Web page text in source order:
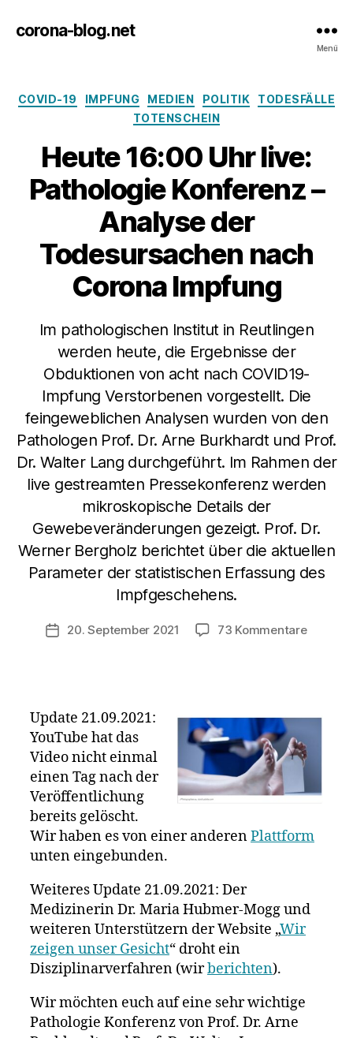
corona-blog.net
Menü
Kategorien
COVID-19 IMPFUNG MEDIEN POLITIK
TODESFÄLLE
TOTENSCHEIN
Heute 16:00 Uhr live:
Pathologie Konferenz –
Analyse der
Todesursachen nach
Corona Impfung
Im pathologischen Institut in Reutlingen
werden heute, die Ergebnisse der
Obduktionen von acht nach COVID19-
Impfung Verstorbenen vorgestellt. Die
feingeweblichen Analysen wurden von den
Pathologen Prof. Dr. Arne Burkhardt und Prof.
Dr. Walter Lang durchgeführt. Im Rahmen der
live gestreamten Pressekonferenz werden
mikroskopische Details der
Gewebeveränderungen gezeigt. Prof. Dr.
Werner Bergholz berichtet über die aktuellen
Parameter der statistischen Erfassung des
Impfgeschehens.
Veröffentlichungsdatum
20. September 2021 73 Kommentarezu
–
Corona
Update 21.09.2021:
YouTube hat das
Video nicht einmal
einen Tag nach der
Veröffentlichung
bereits gelöscht.
Wir haben es von einer anderenPlattform
unten eingebunden.
Weiteres Update 21.09.2021: Der
Medizinerin Dr. Maria Hubmer-Mogg und
weiteren Unterstützern der Website „Wir
zeigen unser Gesicht“ droht ein
Disziplinarverfahren (wirberichten).
Wir möchten euch auf eine sehr wichtige
Pathologie Konferenz von Prof. Dr. Arne